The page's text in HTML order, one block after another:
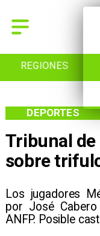
REGIONES
Tribunal
sobre
Los jugadores
por José
ANFP. Posible
DEPORTES